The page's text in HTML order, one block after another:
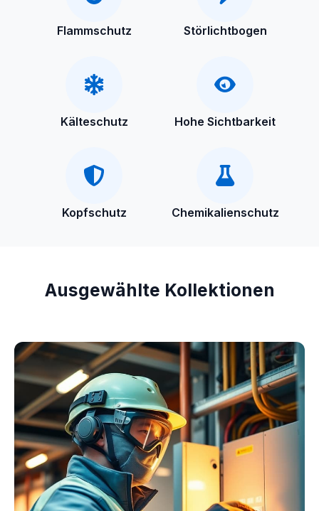
Flammschutz Störlichtbogen
Kälteschutz Hohe Sichtbarkeit
Kopfschutz Chemikalienschutz
Ausgewählte Kollektionen